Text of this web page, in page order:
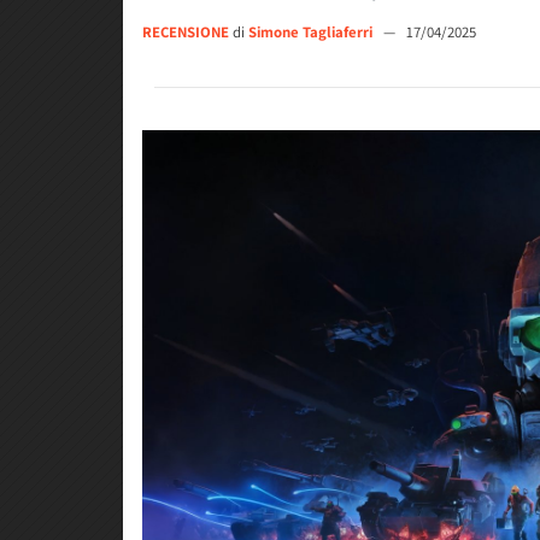
RECENSIONEdi Simone Tagliaferri — 17/04/2025